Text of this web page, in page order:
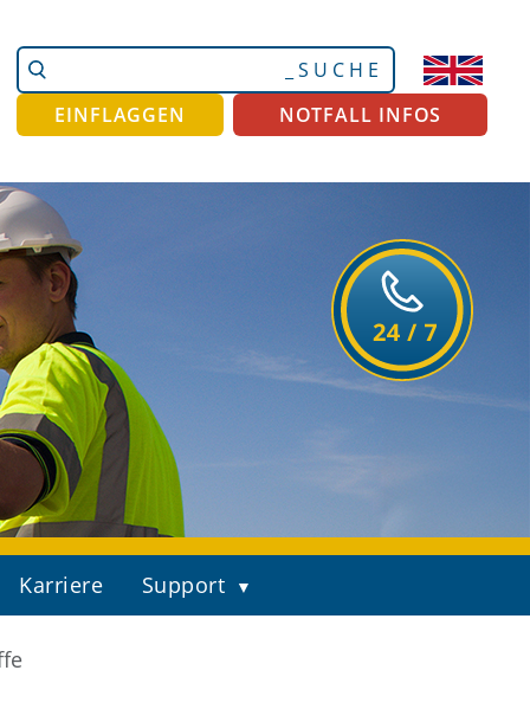
Website
durchsuchen
Erweiterte
Suche…
EINFLAGGEN
NOTFALL INFOS
Karriere Support